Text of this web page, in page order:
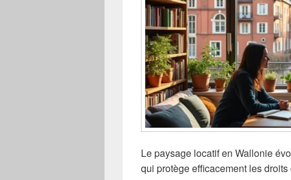
Le paysage locatif en Wallonie
qui protège efficacement les